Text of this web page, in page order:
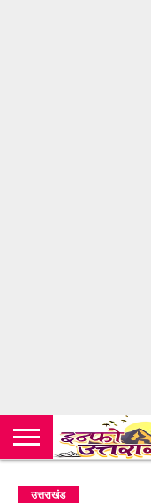
उत्तराखंड